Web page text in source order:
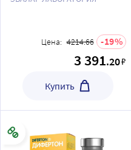
Цена: 4214.66 19
3 391.20₽
Купить